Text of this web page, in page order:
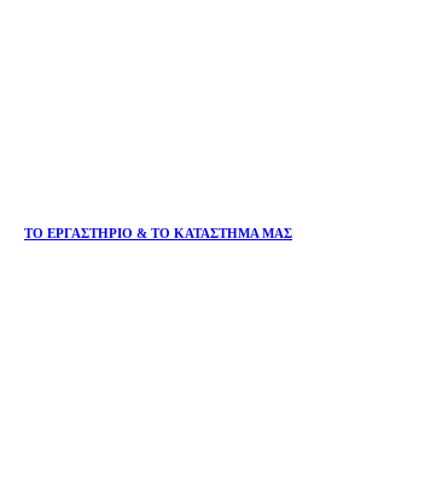
ΤΟ ΕΡΓΑΣΤΗΡΙΟ & ΤΟ ΚΑΤΑΣΤΗΜΑ ΜΑΣ